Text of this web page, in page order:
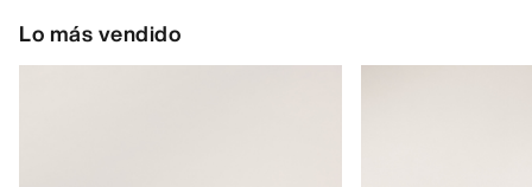
Lo más vendido